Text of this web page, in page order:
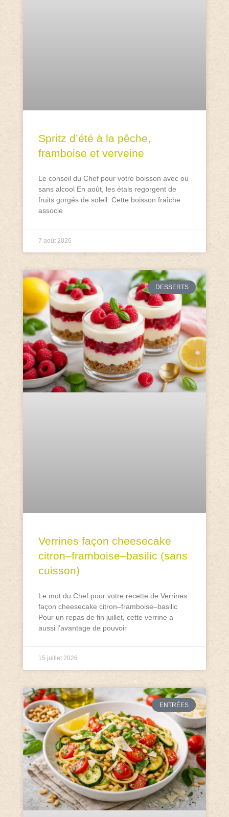
Spritz d’été à la pêche,
framboise et verveine
Le conseil du Chef pour votre boisson avec ou
sans alcool En août, les étals regorgent de
fruits gorgés de soleil. Cette boisson fraîche
associe
7 août 2026
DESSERTS
Verrines façon cheesecake
citron–framboise–basilic (sans
cuisson)
Le mot du Chef pour votre recette de Verrines
façon cheesecake citron–framboise–basilic
Pour un repas de fin juillet, cette verrine a
aussi l’avantage de pouvoir
15 juillet 2026
ENTRÉES